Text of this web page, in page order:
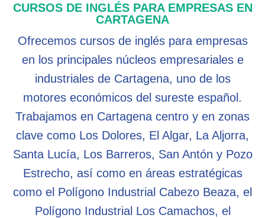
CURSOS DE INGLÉS PARA EMPRESAS EN
CARTAGENA
Ofrecemos cursos de inglés para empresas
en los principales núcleos empresariales e
industriales de Cartagena, uno de los
motores económicos del sureste español.
Trabajamos en Cartagena centro y en zonas
clave como Los Dolores, El Algar, La Aljorra,
Santa Lucía, Los Barreros, San Antón y Pozo
Estrecho, así como en áreas estratégicas
como el Polígono Industrial Cabezo Beaza, el
Polígono Industrial Los Camachos, el